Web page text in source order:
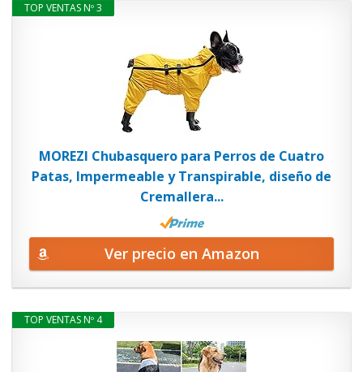
TOP VENTAS Nº 3
MOREZI Chubasquero para Perros de Cuatro
Patas, Impermeable y Transpirable, diseño de
Cremallera...
Ver precio en Amazon
TOP VENTAS Nº 4